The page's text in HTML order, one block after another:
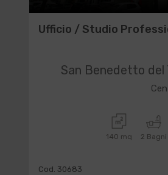
Ufficio / Studio
San Benedetto del
140 mq 2 Bagni
Cod. 30683